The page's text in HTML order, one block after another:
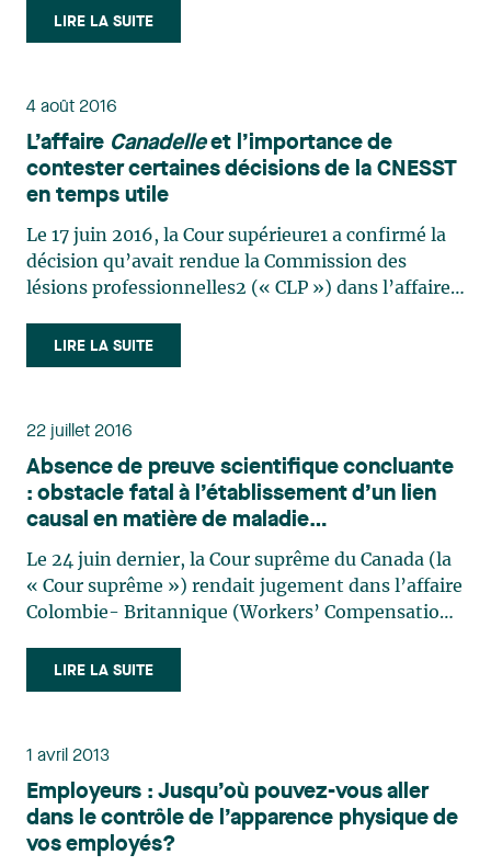
employé absent pour des raisons de santé se
livrerait à des activités incompatibles avec son
LIRE LA SUITE
4 août 2016
L’affaire Canadelleet l’importance de
contester certaines décisions de la CNESST
en temps utile
Le 17 juin 2016, la Cour supérieure1 a confirmé la
décision qu’avait rendue la Commission des
lésions professionnelles2 (« CLP ») dans l’affaire
sécurité du travail3 en 2014. Cette décision mettait
fin à une controverse jurisprudentielle relative (…)
LIRE LA SUITE
22 juillet 2016
Absence de preuve scientifique concluante
: obstacle fatal à l’établissement d’un lien
causal en matière de maladie
professionnelle? Pas nécessairement selon
la Cour suprême du Canada
Le 24 juin dernier, la Cour suprême du Canada (la
« Cour suprême ») rendait jugement dans l’affaire
Colombie- Britannique (Workers’ Compensation
(« l’arrêt Fraser »). Brièvement, il était question
de sept techniciennes de laboratoire d’un même
LIRE LA SUITE
1 avril 2013
Employeurs : Jusqu’où pouvez-vous aller
dans le contrôle de l’apparence physique de
vos employés?